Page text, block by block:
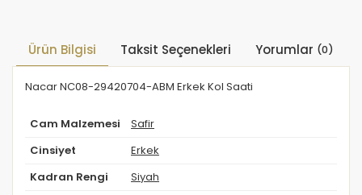
Ürün Bilgisi Taksit Seçenekleri Yorumlar (0)
Nacar NC08-29420704-ABM Erkek Kol Saati
Cam Malzemesi Safir
Cinsiyet Erkek
Kadran Rengi Siyah